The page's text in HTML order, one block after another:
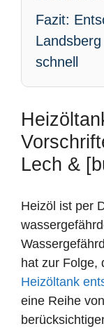
Fazit:
schnell
Lech &
Heizöl ist per
hat zur Folge,
Heizöltank
eine Reihe